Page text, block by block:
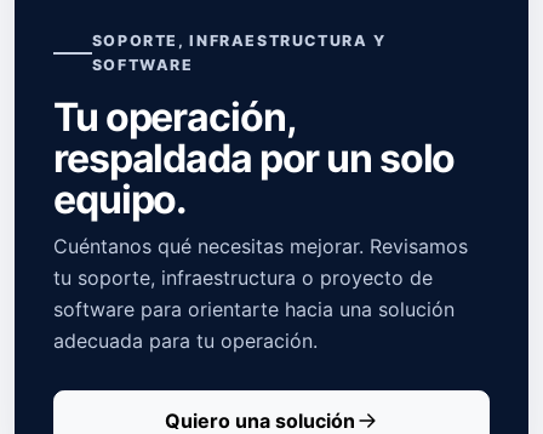
SOPORTE, INFRAESTRUCTURA Y
SOFTWARE
Tu operación,
respaldada por un solo
equipo.
Cuéntanos qué necesitas mejorar. Revisamos
tu soporte, infraestructura o proyecto de
software para orientarte hacia una solución
adecuada para tu operación.
Quiero una solución